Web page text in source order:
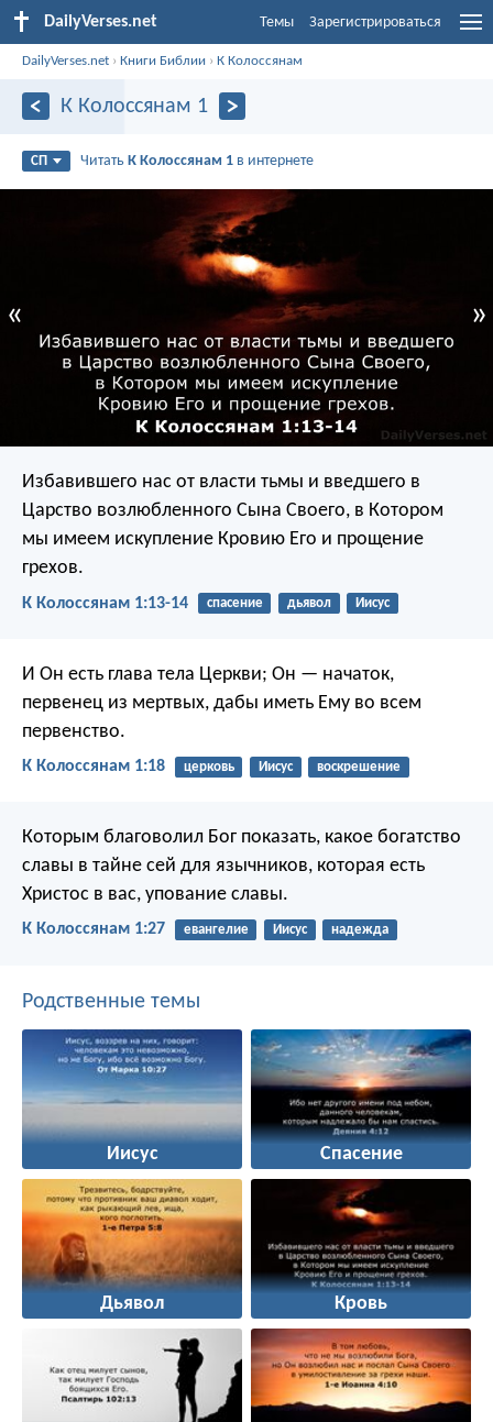
DailyVerses.net Темы Зарегистрироваться
DailyVerses.net ›Книги Библии ›К Колоссянам
К Колоссянам 1
СП Читать К Колоссянам 1 в интернете
« »
Избавившего нас от власти тьмы и введшего в
Царство возлюбленного Сына Своего, в Котором
мы имеем искупление Кровию Его и прощение
грехов.
К Колоссянам 1:13-14 спасение дьявол Иисус
И Он есть глава тела Церкви; Он — начаток,
первенец из мертвых, дабы иметь Ему во всем
первенство.
К Колоссянам 1:18 церковь Иисус воскрешение
Которым благоволил Бог показать, какое богатство
славы в тайне сей для язычников, которая есть
Христос в вас, упование славы.
К Колоссянам 1:27 евангелие Иисус надежда
Родственные темы
Иисус Спасение
Дьявол Кровь